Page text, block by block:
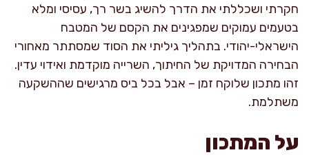
חקרתי ושכללתי את הדרך להשיג בשר רך, עסיסי ומלא
בטעמים עמוקים שמפגינים את הקסם של המטבח
הישראלי-יהודי. בתהליך גיליתי את הסוד שמסתתר מאחורי
הבחירה המדויקת של החיתוך, השרייה מוקדמת ואידוי עדין.
זהו מתכון שלוקח זמן – אבל בכל ביס מרגישים שההשקעה
משתלמת.
על המתכון